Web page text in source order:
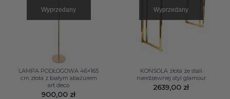
Wyprzedany
LAMPA PODŁOGOWA 46×165
cm złota z białym abażurem
art deco
900,00 zł
Wyprzedany
KONSOLA złota ze stali
nierdzewnej styl glamour
2639,00 zł